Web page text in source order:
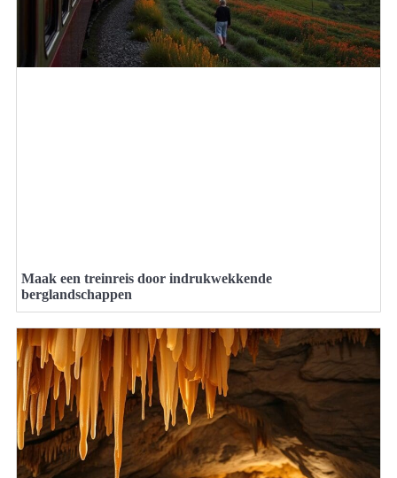
Maak een treinreis door indrukwekkende
berglandschappen